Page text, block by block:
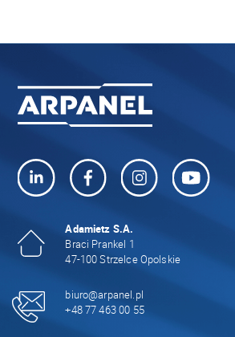
Adamietz S.A.
Braci Prankel 1
47-100 Strzelce Opolskie
biuro@arpanel.pl
+48 77 463 00 55